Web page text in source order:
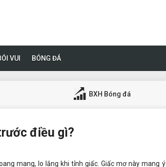
VUI BÓNG ĐÁ
BXH Bóng đá
điều gì?
mang, lo lắng khi tỉnh giấc. Giấc mơ này mang ý